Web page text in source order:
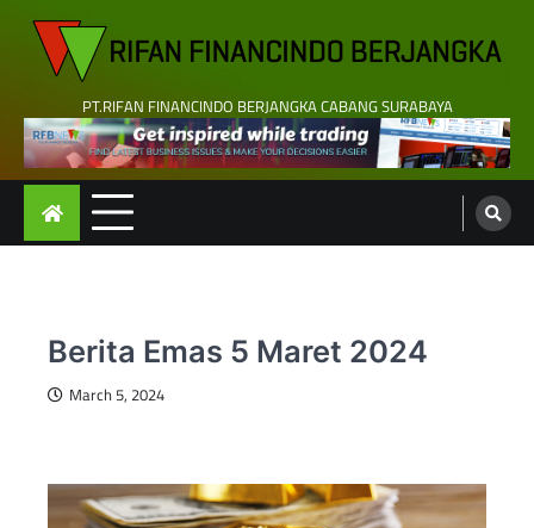
content
PT.RIFAN FINANCINDO BERJANGKA CABANG SURABAYA
Berita Emas 5 Maret 2024
March 5, 2024